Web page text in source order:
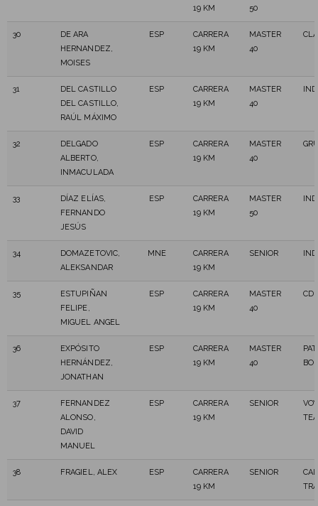
19 KM
50
30
DE ARA
HERNANDEZ,
MOISES
ESP
CARRERA
19 KM
MASTER
40
31
DEL CASTILLO
DEL CASTILLO,
RAÚL MÁXIMO
ESP
CARRERA
19 KM
MASTER
40
32
DELGADO
ALBERTO,
INMACULADA
ESP
CARRERA
19 KM
MASTER
40
33
DÍAZ ELÍAS,
FERNANDO
JESÚS
ESP
CARRERA
19 KM
MASTER
50
34
DOMAZETOVIC,
ALEKSANDAR
MNE
CARRERA
19 KM
SENIOR
35
ESTUPIÑAN
FELIPE,
MIGUEL ANGEL
ESP
CARRERA
19 KM
MASTER
40
CD
36
EXPÓSITO
HERNÁNDEZ,
JONATHAN
ESP
CARRERA
19 KM
MASTER
40
37
FERNANDEZ
ALONSO,
DAVID
MANUEL
ESP
CARRERA
19 KM
SENIOR
38 FRAGIEL, ALEX ESP
CARRERA
19 KM
SENIOR